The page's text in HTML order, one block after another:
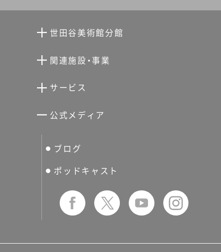
世田谷美術館分館
分館スケジュール
関連施設・事業
世田谷文学館
せたおん
サービス
せたがやアーツカード
友の会
公式メディア
ブログ
ポッドキャスト